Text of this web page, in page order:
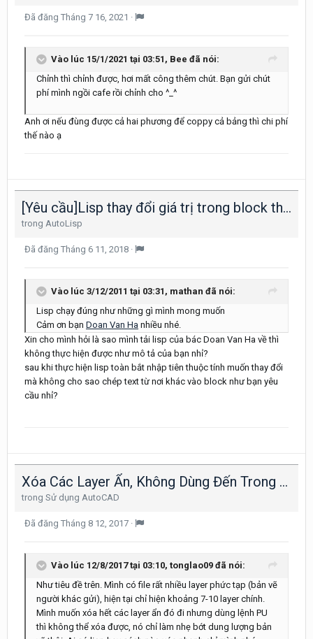
Đã đăng Tháng 7 16, 2021 ·
Vào lúc 15/1/2021 tại 03:51, Bee đã nói:
Chỉnh thì chỉnh được, hơi mất công thêm chút. Bạn gửi chút
phí mình ngồi cafe rồi chỉnh cho ^_^
Anh ơi nếu đùng được cả hai phương để coppy cả bảng thì chi phí
thế nào ạ
[Yêu cầu]Lisp thay đổi giá trị trong block thuộc tính
trong AutoLisp
Đã đăng Tháng 6 11, 2018 ·
Vào lúc 3/12/2011 tại 03:31, mathan đã nói:
Lisp chạy đúng như những gì mình mong muốn
Cảm ơn bạn Doan Van Ha nhiều nhé.
Xin cho mình hỏi là sao mình tải lisp của bác Doan Van Ha về thì
không thực hiện được như mô tả của bạn nhỉ?
sau khi thực hiện lisp toàn bắt nhập tiên thuộc tính muốn thay đổi
mà không cho sao chép text từ nơi khác vào block như bạn yêu
cầu nhỉ?
Xóa Các Layer Ẩn, Không Dùng Đến Trong Cad.
trong Sử dụng AutoCAD
Đã đăng Tháng 8 12, 2017 ·
Vào lúc 12/8/2017 tại 03:10, tonglao09 đã nói:
Như tiêu đề trên. Mình có file rất nhiều layer phức tạp (bản vẽ
người khác gửi), hiện tại chỉ hiện khoảng 7-10 layer chính.
Mình muốn xóa hết các layer ẩn đó đi nhưng dùng lệnh PU
thì không thể xóa được, nó chỉ làm nhẹ bớt dung lượng bản